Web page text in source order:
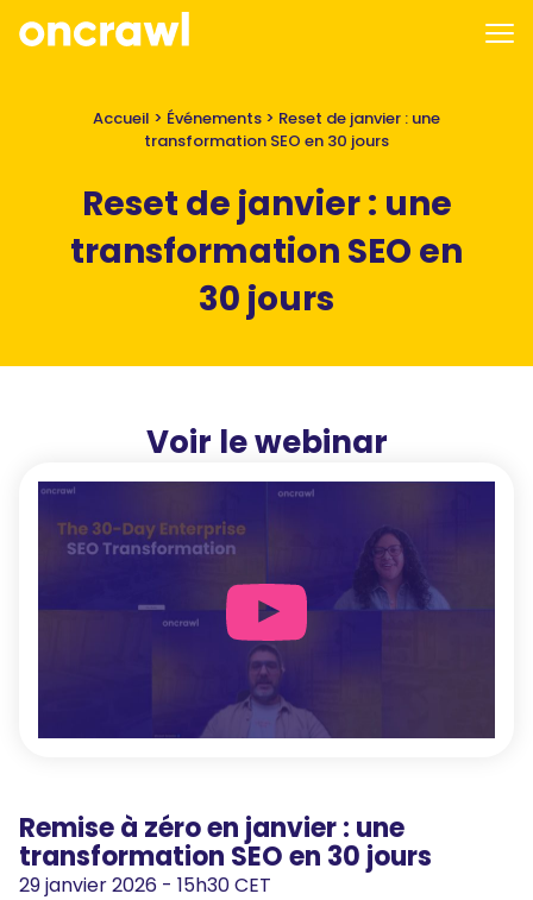
Accueil > Événements > Reset de janvier : une
transformation SEO en 30 jours
Reset de janvier : une
transformation SEO en
30 jours
Voir le webinar
Remise à zéro en janvier : une
transformation SEO en 30 jours
29 janvier 2026 - 15h30 CET